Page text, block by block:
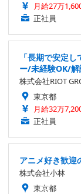
月給27万
正社員
「長期で安定
ー/未経験OK/
株式会社RIOT
東京都
月給32万
正社員
アニメ好き歓
株式会社小林
東京都